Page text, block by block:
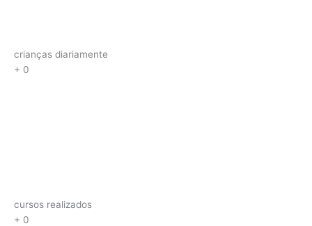
crianças diariamente
+ 0
cursos realizados
+ 0